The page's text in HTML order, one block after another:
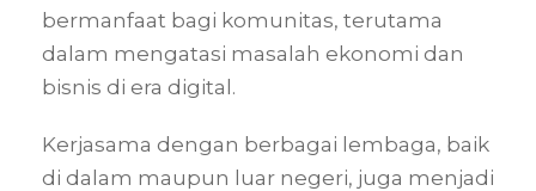
bermanfaat bagi komunitas, terutama
dalam mengatasi masalah ekonomi dan
bisnis di era digital.
Kerjasama dengan berbagai lembaga, baik
di dalam maupun luar negeri, juga menjadi